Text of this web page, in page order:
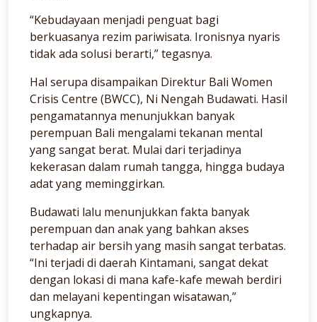
“Kebudayaan menjadi penguat bagi
berkuasanya rezim pariwisata. Ironisnya nyaris
tidak ada solusi berarti,” tegasnya.
Hal serupa disampaikan Direktur Bali Women
Crisis Centre (BWCC), Ni Nengah Budawati. Hasil
pengamatannya menunjukkan banyak
perempuan Bali mengalami tekanan mental
yang sangat berat. Mulai dari terjadinya
kekerasan dalam rumah tangga, hingga budaya
adat yang meminggirkan.
Budawati lalu menunjukkan fakta banyak
perempuan dan anak yang bahkan akses
terhadap air bersih yang masih sangat terbatas.
“Ini terjadi di daerah Kintamani, sangat dekat
dengan lokasi di mana kafe-kafe mewah berdiri
dan melayani kepentingan wisatawan,”
ungkapnya.